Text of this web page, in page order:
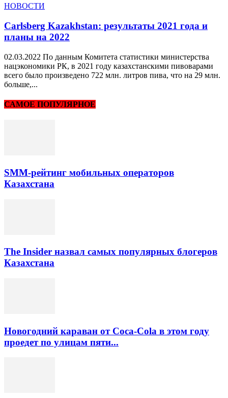
НОВОСТИ
Carlsberg Kazakhstan: результаты 2021 года и
планы на 2022
02.03.2022 По данным Комитета статистики министерства
нацэкономики РК, в 2021 году казахстанскими пивоварами
всего было произведено 722 млн. литров пива, что на 29 млн.
больше,...
САМОЕ ПОПУЛЯРНОЕ
SMM-рейтинг мобильных операторов
Казахстана
The Insider назвал самых популярных блогеров
Казахстана
Новогодний караван от Coca-Cola в этом году
проедет по улицам пяти...